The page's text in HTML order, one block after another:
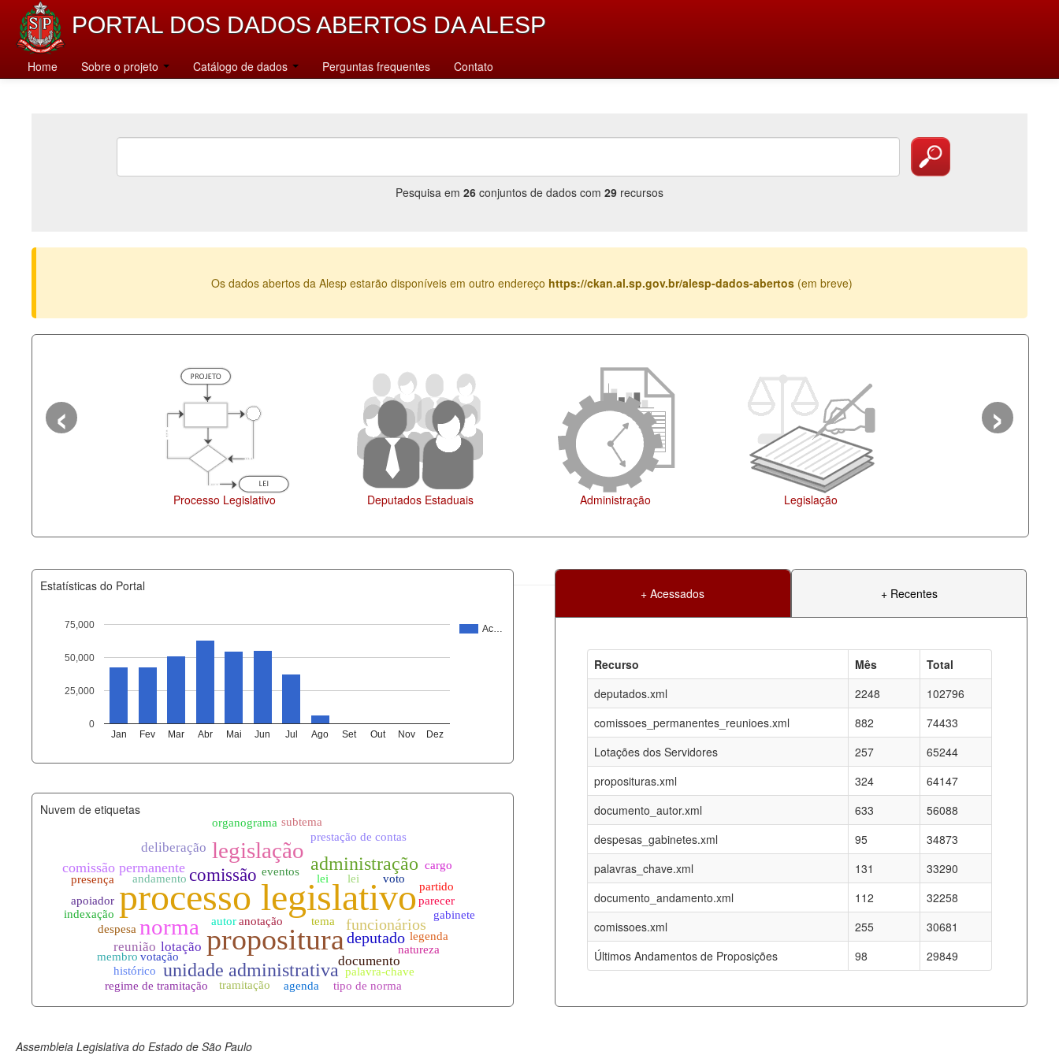
PORTAL DOS DADOS ABERTOS DA ALESP
Home Sobre o projeto Catálogo de dados Perguntas frequentes Contato
Pesquisa em 26 conjuntos de dados com 29 recursos
Os dados abertos da Alesp estarão disponíveis em outro endereço https://ckan.al.sp.gov.br/alesp-dados-abertos (em breve)
Processo Legislativo Deputados Estaduais Administração Legislação
‹ ›
Estatísticas do Portal
Ac…
Jan Fev Mar Abr Mai Jun Jul Ago Set Out Nov Dez
0
25,000
50,000
75,000
+ Acessados + Recentes
Recurso Mês
Total
deputados.xml
2248
102796
comissoes_permanentes_reunioes.xml
882
74433
Lotações dos Servidores
257
65244
proposituras.xml
324
64147
documento_autor.xml
633
56088
despesas_gabinetes.xml
95
34873
palavras_chave.xml
131
33290
documento_andamento.xml
112
32258
comissoes.xml
255
30681
Últimos Andamentos de Proposições
98 29849
documento_andamento_atual.xml
08-08-2026
agenda_eventos.xml
08-08-2026
comissoes_permanentes_votacoes.xml
documento_andamento.xml
08-08-2026
palavras_chave.xml
08-08-2026
legislacao_normas.xml
08-08-2026
legislacao_norma_anotacoes.xml
08-08-2026
Nuvem de etiquetas
Assembleia Legislativa do Estado de São Paulo